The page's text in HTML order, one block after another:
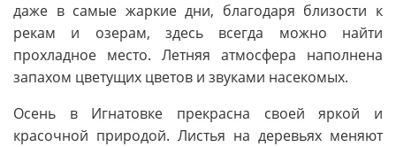
даже в самые жаркие дни, благодаря близости к
рекам и озерам, здесь всегда можно найти
прохладное место. Летняя атмосфера наполнена
запахом цветущих цветов и звуками насекомых.
Осень в Игнатовке прекрасна своей яркой и
красочной природой. Листья на деревьях меняют